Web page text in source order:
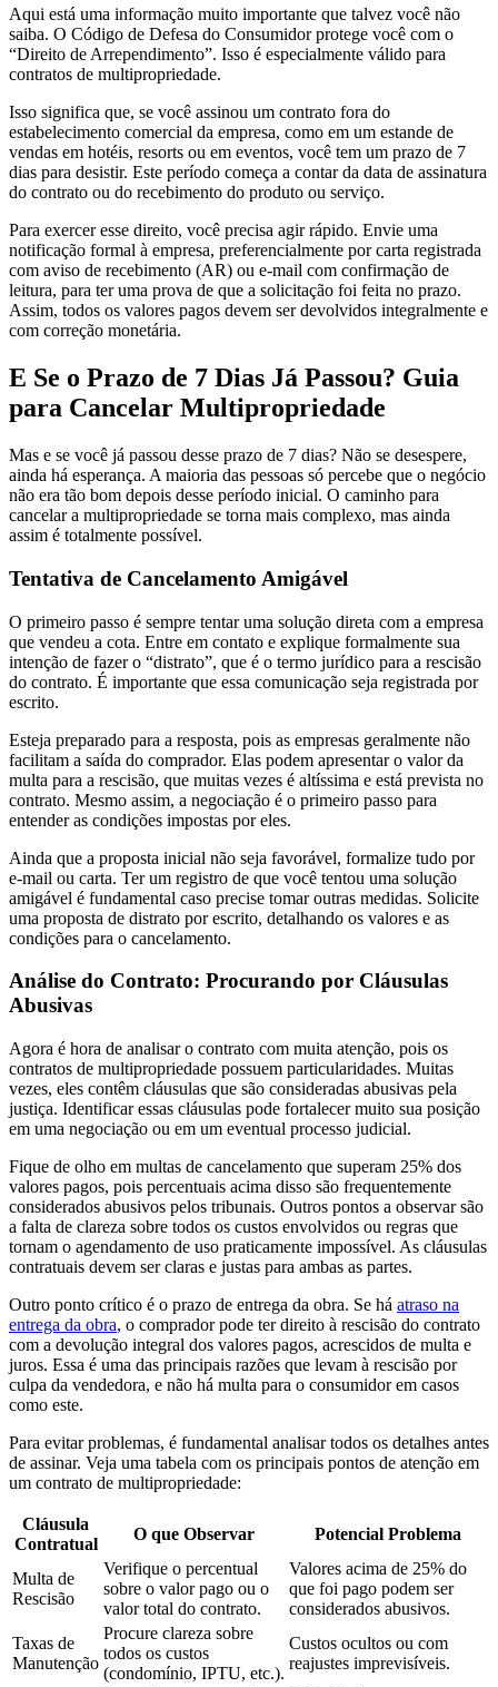
Aqui está uma informação muito importante que talvez você não
saiba. O Código de Defesa do Consumidor protege você com o
“Direito de Arrependimento”. Isso é especialmente válido para
contratos de multipropriedade.
Isso significa que, se você assinou um contrato fora do
estabelecimento comercial da empresa, como em um estande de
vendas em hotéis, resorts ou em eventos, você tem um prazo de 7
dias para desistir. Este período começa a contar da data de assinatura
do contrato ou do recebimento do produto ou serviço.
Para exercer esse direito, você precisa agir rápido. Envie uma
notificação formal à empresa, preferencialmente por carta registrada
com aviso de recebimento (AR) ou e-mail com confirmação de
leitura, para ter uma prova de que a solicitação foi feita no prazo.
Assim, todos os valores pagos devem ser devolvidos integralmente e
com correção monetária.
E Se o Prazo de 7 Dias Já Passou? Guia
para Cancelar Multipropriedade
Mas e se você já passou desse prazo de 7 dias? Não se desespere,
ainda há esperança. A maioria das pessoas só percebe que o negócio
não era tão bom depois desse período inicial. O caminho para
cancelar a multipropriedade se torna mais complexo, mas ainda
assim é totalmente possível.
Tentativa de Cancelamento Amigável
O primeiro passo é sempre tentar uma solução direta com a empresa
que vendeu a cota. Entre em contato e explique formalmente sua
intenção de fazer o “distrato”, que é o termo jurídico para a rescisão
do contrato. É importante que essa comunicação seja registrada por
escrito.
Esteja preparado para a resposta, pois as empresas geralmente não
facilitam a saída do comprador. Elas podem apresentar o valor da
multa para a rescisão, que muitas vezes é altíssima e está prevista no
contrato. Mesmo assim, a negociação é o primeiro passo para
entender as condições impostas por eles.
Ainda que a proposta inicial não seja favorável, formalize tudo por
e-mail ou carta. Ter um registro de que você tentou uma solução
amigável é fundamental caso precise tomar outras medidas. Solicite
uma proposta de distrato por escrito, detalhando os valores e as
condições para o cancelamento.
Análise do Contrato: Procurando por Cláusulas
Abusivas
Agora é hora de analisar o contrato com muita atenção, pois os
contratos de multipropriedade possuem particularidades. Muitas
vezes, eles contêm cláusulas que são consideradas abusivas pela
justiça. Identificar essas cláusulas pode fortalecer muito sua posição
em uma negociação ou em um eventual processo judicial.
Fique de olho em multas de cancelamento que superam 25% dos
valores pagos, pois percentuais acima disso são frequentemente
considerados abusivos pelos tribunais. Outros pontos a observar são
a falta de clareza sobre todos os custos envolvidos ou regras que
tornam o agendamento de uso praticamente impossível. As cláusulas
contratuais devem ser claras e justas para ambas as partes.
Outro ponto crítico é o prazo de entrega da obra. Se há atraso na
entrega da obra, o comprador pode ter direito à rescisão do contrato
com a devolução integral dos valores pagos, acrescidos de multa e
juros. Essa é uma das principais razões que levam à rescisão por
culpa da vendedora, e não há multa para o consumidor em casos
como este.
Para evitar problemas, é fundamental analisar todos os detalhes antes
de assinar. Veja uma tabela com os principais pontos de atenção em
um contrato de multipropriedade:
Cláusula
Contratual
O que Observar Potencial Problema
Multa de
Rescisão
Verifique o percentual
sobre o valor pago ou o
valor total do contrato.
Valores acima de 25% do
que foi pago podem ser
considerados abusivos.
Taxas de
Manutenção
Procure clareza sobre
todos os custos
(condomínio, IPTU, etc.).
Custos ocultos ou com
reajustes imprevisíveis.